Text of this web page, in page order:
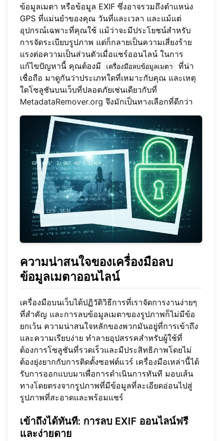
ข้อมูลเมตา หรือข้อมูล EXIF ซึ่งอาจรวมถึงตำแหน่ง
GPS ที่แม่นยำของคุณ วันที่และเวลา และแม้แต่
อุปกรณ์เฉพาะที่คุณใช้ แม้ว่าจะมีประโยชน์สำหรับ
การจัดระเบียบรูปภาพ แต่ก็กลายเป็นความเสี่ยงร้าย
แรงต่อความเป็นส่วนตัวเมื่อแชร์ออนไลน์ ในการ
แก้ไขปัญหานี้ คุณต้องมี
เครื่องมือลบข้อมูลเมตา
ที่น่า
เชื่อถือ มาดูกันว่าประเภทใดที่เหมาะกับคุณ และเหตุ
ใดโซลูชันบนเว็บที่ปลอดภัยเช่นเดียวกับที่
MetadataRemover.org จึงมักเป็นทางเลือกที่ดีกว่า
ความน่าสนใจของเครื่องมือลบ
ข้อมูลเมตาออนไลน์
เครื่องมือบนเว็บได้ปฏิวัติวิธีการที่เราจัดการงานง่ายๆ
ที่สำคัญ และการลบข้อมูลเมตาของรูปภาพก็ไม่มีข้อ
ยกเว้น ความน่าสนใจหลักของพวกมันอยู่ที่การเข้าถึง
และความเรียบง่าย ทำลายอุปสรรคสำหรับผู้ใช้ที่
ต้องการโซลูชันที่รวดเร็วและมีประสิทธิภาพโดยไม่
ต้องยุ่งยากกับการติดตั้งซอฟต์แวร์ เครื่องมือเหล่านี้ได้
รับการออกแบบมาเพื่อการดำเนินการทันที มอบเส้น
ทางโดยตรงจากรูปภาพที่มีข้อมูลที่ละเอียดอ่อนไปสู่
รูปภาพที่สะอาดและพร้อมแชร์
เข้าถึงได้ทันที: การลบ EXIF ออนไลน์ฟรี
และง่ายดาย